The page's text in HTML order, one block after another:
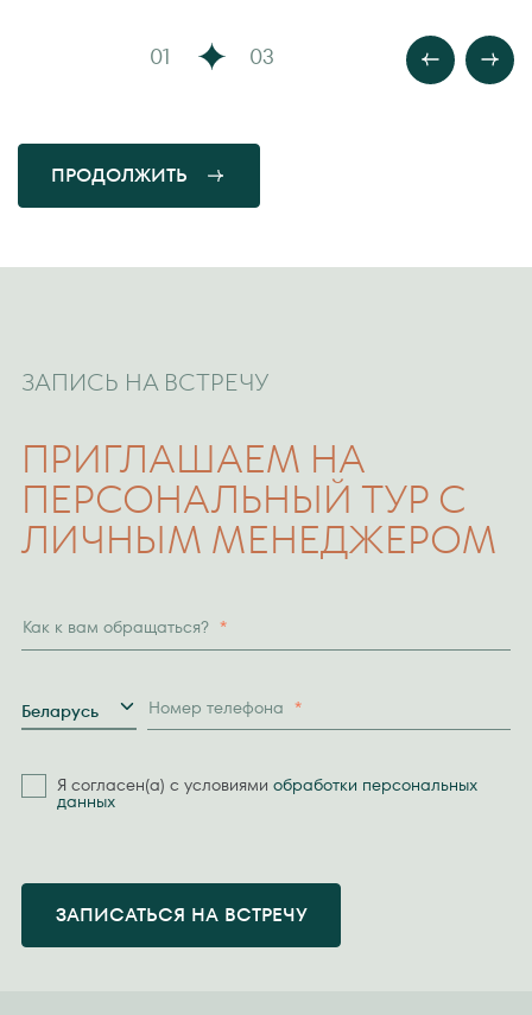
01 03
ПРОДОЛЖИТЬ
ЗАПИСЬ НА ВСТРЕЧУ
ПРИГЛАШАЕМ НА
ПЕРСОНАЛЬНЫЙ ТУР С
ЛИЧНЫМ МЕНЕДЖЕРОМ
Как к вам обращаться? *
Беларусь Номер телефона *
Я согласен(а) с условиямиобработки персональных
данных
ЗАПИСАТЬСЯ НА ВСТРЕЧУ